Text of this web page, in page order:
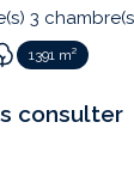
1391 m²
consulter